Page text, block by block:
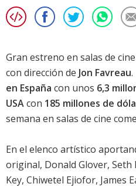
Gran estreno en salas de
con dirección de Jon Favreau.
en España con unos 6,3
USAcon 185 millones de
semana en salas de cine
En el elenco artístico
original, Donald Glover, Seth
Key, Chiwetel Ejiofor, James